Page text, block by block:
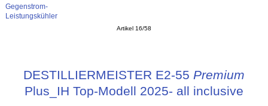
Gegenstrom-
Leistungskühler
Artikel 16/58
DESTILLIERMEISTER E2-55 Premium
Plus_IH Top-Modell 2025- all inclusive